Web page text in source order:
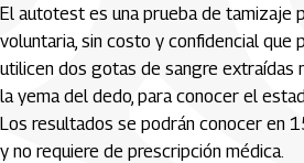
El autotest es una prueba de tamizaje
voluntaria, sin costo y confidencial que
utilicen dos gotas de sangre extraídas
la yema del dedo, para conocer el
Los resultados se podrán conocer en
y no requiere de prescripción médica.